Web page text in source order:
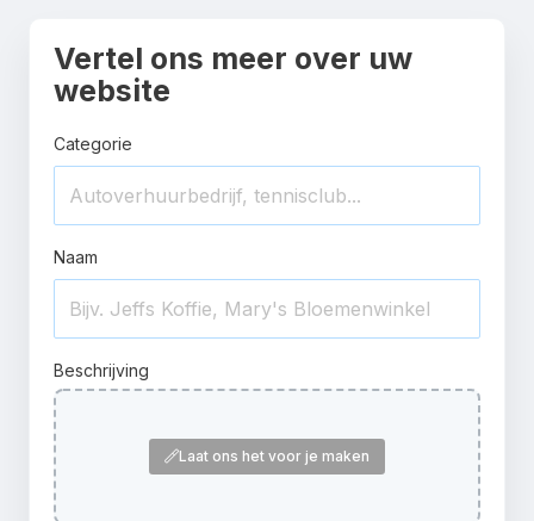
Vertel ons meer over uw
website
Categorie
Naam
Beschrijving
Laat ons het voor je maken